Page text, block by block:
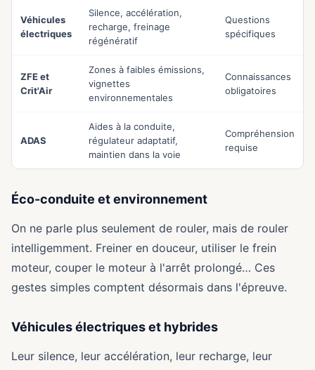
Véhicules
électriques
Silence, accélération,
recharge, freinage
régénératif
Questions
spécifiques
ZFE et
Crit'Air
Zones à faibles émissions,
vignettes
environnementales
Connaissances
obligatoires
ADAS
Aides à la conduite,
régulateur adaptatif,
maintien dans la voie
Compréhension
requise
Éco-conduite et environnement
On ne parle plus seulement de rouler, mais de rouler
intelligemment. Freiner en douceur, utiliser le frein
moteur, couper le moteur à l'arrêt prolongé… Ces
gestes simples comptent désormais dans l'épreuve.
Véhicules électriques et hybrides
Leur silence, leur accélération, leur recharge, leur